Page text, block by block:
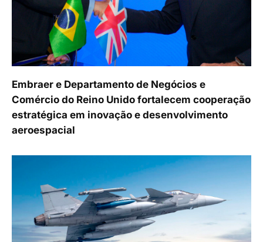
Embraer e Departamento de Negócios e
Comércio do Reino Unido fortalecem cooperação
estratégica em inovação e desenvolvimento
aeroespacial